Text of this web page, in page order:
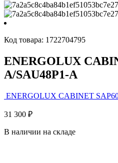
Код товара: 1722704795
ENERGOLUX
A/SAU48P1-A
ENERGOLUX CABINET
31 300 ₽
В наличии на складе